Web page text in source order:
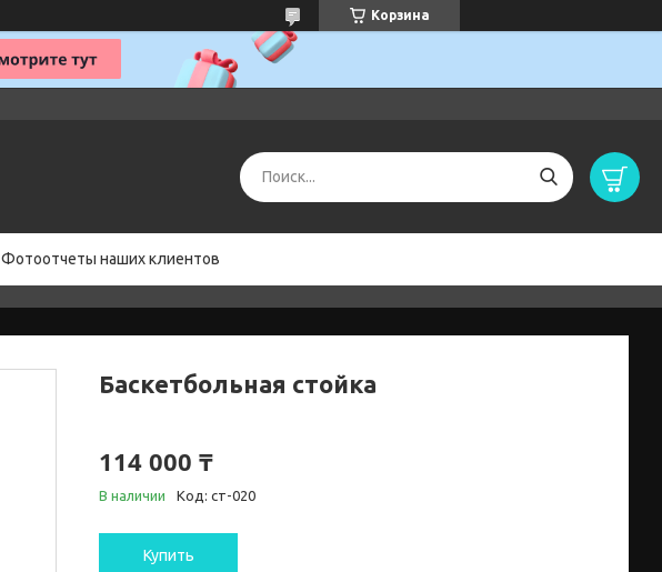
Корзина
Фотоотчеты наших клиентов
Баскетбольная стойка
114 000 ₸
В наличии Код: ст-020
Купить